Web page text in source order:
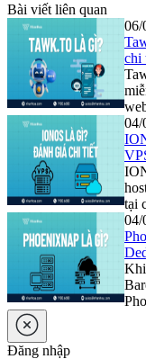
Bài viết liên quan
06/
chi
04/
tại
04/
Khi
Đăng nhập